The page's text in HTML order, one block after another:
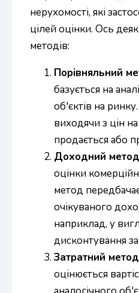
нерухомості, які
цілей оцінки. Ось
методів:
Порівняльний
базується на
об'єктів на
виходячи з цін
продається або
Доходний
оцінки
метод
очікуваного
наприклад, у
дисконтування
Затратний
оцінюється